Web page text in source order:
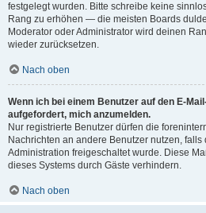
festgelegt wurden. Bitte schreibe keine
Rang zu erhöhen — die meisten Boards
Moderator oder Administrator wird deinen
wieder zurücksetzen.
Nach oben
Wenn ich bei einem Benutzer auf den E-
aufgefordert, mich anzumelden.
Nur registrierte Benutzer dürfen die
Nachrichten an andere Benutzer nutzen,
Administration freigeschaltet wurde. Diese
dieses Systems durch Gäste verhindern.
Nach oben